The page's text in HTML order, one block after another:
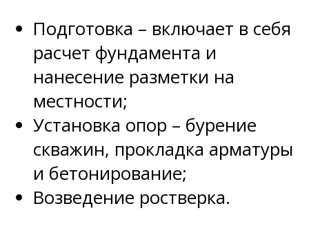
Подготовка – включает в себя
расчет фундамента и
нанесение разметки на
местности;
Установка опор – бурение
скважин, прокладка арматуры
и бетонирование;
Возведение ростверка.